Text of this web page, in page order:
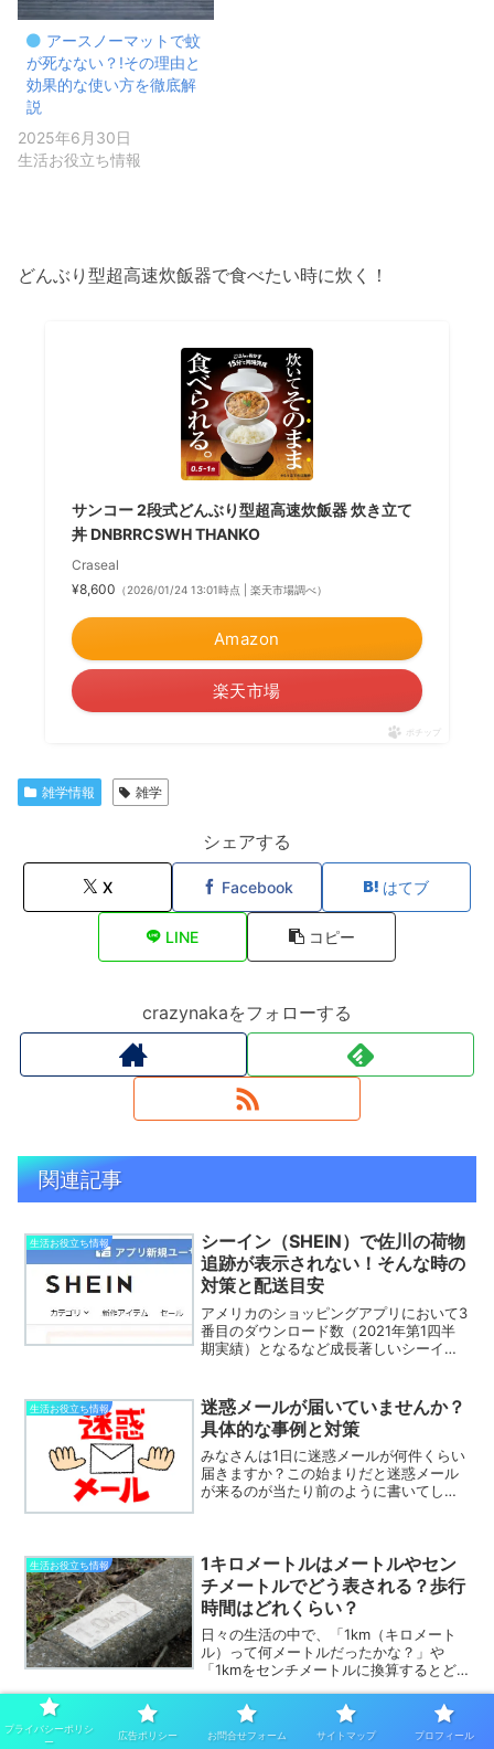
アースノーマットで蚊
が死なない？!その理由と
効果的な使い方を徹底解
説
2025年6月30日
生活お役立ち情報
どんぶり型超高速炊飯器で食べたい時に炊く！
サンコー 2段式どんぶり型超高速炊飯器 炊き立て
丼 DNBRRCSWH THANKO
Craseal
¥8,600 （2026/01/24 13:01時点 | 楽天市場調べ）
Amazon
楽天市場
ポチップ
雑学情報 雑学
シェアする
X Facebook はてブ
LINE コピー
crazynakaをフォローする
関連記事
生活お役立ち情報
シーイン（SHEIN）で佐川の荷物
追跡が表示されない！そんな時の
対策と配送目安
アメリカのショッピングアプリにおいて3
番目のダウンロード数（2021年第1四半
期実績）となるなど成長著しいシーイ
り、返品交換に対応しているなど、近年
日本でも着実に...
生活お役立ち情報
迷惑メールが届いていませんか？
具体的な事例と対策
みなさんは1日に迷惑メールが何件くらい
届きますか？この始まりだと迷惑メール
が来るのが当たり前のように書いてしま
なってメールを開けてし...
生活お役立ち情報
1キロメートルはメートルやセン
チメートルでどう表される？歩行
時間はどれくらい？
日々の生活の中で、「1km（キロメート
ル）って何メートルだったかな？」や
「1kmをセンチメートルに換算するとど
むのにどれぐらいの時間がかかるのか
な？」など、単位に関する疑問が頭に浮
かぶことがありますよね...
ラ・ムー関連
ラ・ムーの惣菜は安くて美味し
プライバシーポリシ
ー
広告ポリシー お問合せフォーム サイトマップ プロフィール